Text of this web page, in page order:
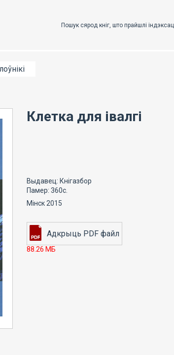
Клетка для івалгі
Выдавец: Кнігазбор
Памер: 360с.
Мінск 2015
88.26 МБ